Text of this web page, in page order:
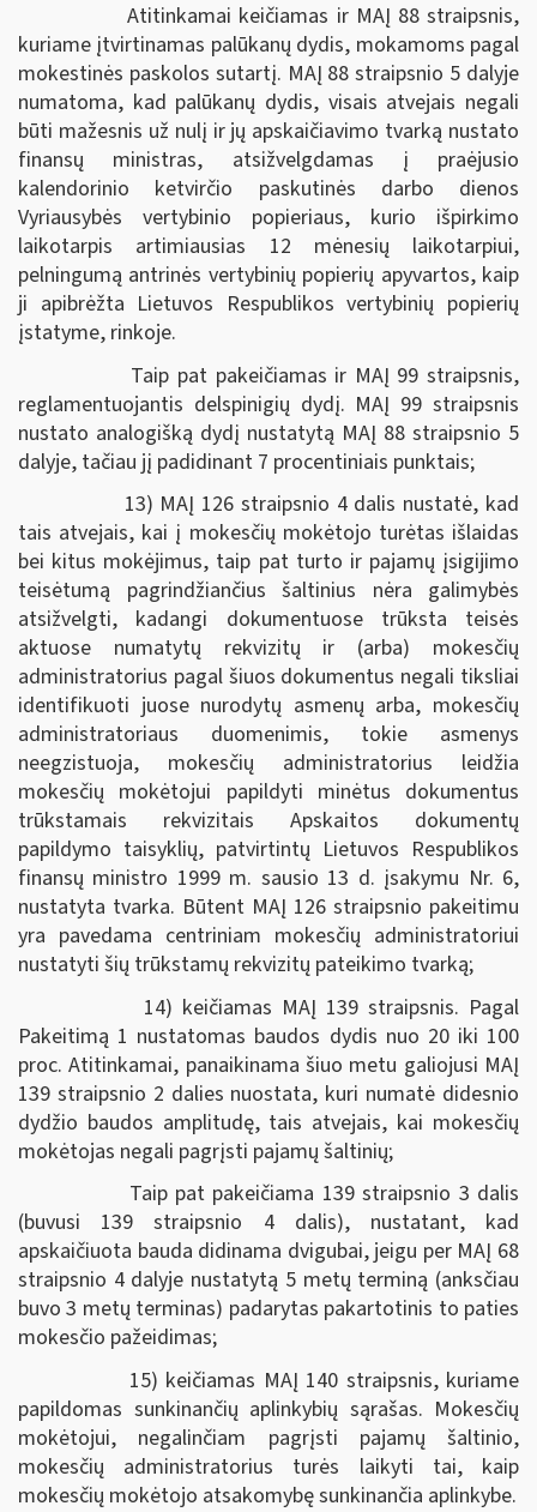
Atitinkamai keičiamas ir MAĮ 88 straipsnis,
kuriame įtvirtinamas palūkanų dydis, mokamoms pagal
mokestinės paskolos sutartį. MAĮ 88 straipsnio 5 dalyje
numatoma, kad palūkanų dydis, visais atvejais negali
būti mažesnis už nulį ir jų apskaičiavimo tvarką nustato
finansų ministras, atsižvelgdamas į praėjusio
kalendorinio ketvirčio paskutinės darbo dienos
Vyriausybės vertybinio popieriaus, kurio išpirkimo
laikotarpis artimiausias 12 mėnesių laikotarpiui,
pelningumą antrinės vertybinių popierių apyvartos, kaip
ji apibrėžta Lietuvos Respublikos vertybinių popierių
įstatyme, rinkoje.
Taip pat pakeičiamas ir MAĮ 99 straipsnis,
reglamentuojantis delspinigių dydį. MAĮ 99 straipsnis
nustato analogišką dydį nustatytą MAĮ 88 straipsnio 5
dalyje, tačiau jį padidinant 7 procentiniais punktais;
13) MAĮ 126 straipsnio 4 dalis nustatė, kad
tais atvejais, kai į mokesčių mokėtojo turėtas išlaidas
bei kitus mokėjimus, taip pat turto ir pajamų įsigijimo
teisėtumą pagrindžiančius šaltinius nėra galimybės
atsižvelgti, kadangi dokumentuose trūksta teisės
aktuose numatytų rekvizitų ir (arba) mokesčių
administratorius pagal šiuos dokumentus negali tiksliai
identifikuoti juose nurodytų asmenų arba, mokesčių
administratoriaus duomenimis, tokie asmenys
neegzistuoja, mokesčių administratorius leidžia
mokesčių mokėtojui papildyti minėtus dokumentus
trūkstamais rekvizitais Apskaitos dokumentų
papildymo taisyklių, patvirtintų Lietuvos Respublikos
finansų ministro 1999 m. sausio 13 d. įsakymu Nr. 6,
nustatyta tvarka. Būtent MAĮ 126 straipsnio pakeitimu
yra pavedama centriniam mokesčių administratoriui
nustatyti šių trūkstamų rekvizitų pateikimo tvarką;
14) keičiamas MAĮ 139 straipsnis. Pagal
Pakeitimą 1 nustatomas baudos dydis nuo 20 iki 100
proc. Atitinkamai, panaikinama šiuo metu galiojusi MAĮ
139 straipsnio 2 dalies nuostata, kuri numatė didesnio
dydžio baudos amplitudę, tais atvejais, kai mokesčių
mokėtojas negali pagrįsti pajamų šaltinių;
Taip pat pakeičiama 139 straipsnio 3 dalis
(buvusi 139 straipsnio 4 dalis), nustatant, kad
apskaičiuota bauda didinama dvigubai, jeigu per MAĮ 68
straipsnio 4 dalyje nustatytą 5 metų terminą (anksčiau
buvo 3 metų terminas) padarytas pakartotinis to paties
mokesčio pažeidimas;
15) keičiamas MAĮ 140 straipsnis, kuriame
papildomas sunkinančių aplinkybių sąrašas. Mokesčių
mokėtojui, negalinčiam pagrįsti pajamų šaltinio,
mokesčių administratorius turės laikyti tai, kaip
mokesčių mokėtojo atsakomybę sunkinančia aplinkybe.